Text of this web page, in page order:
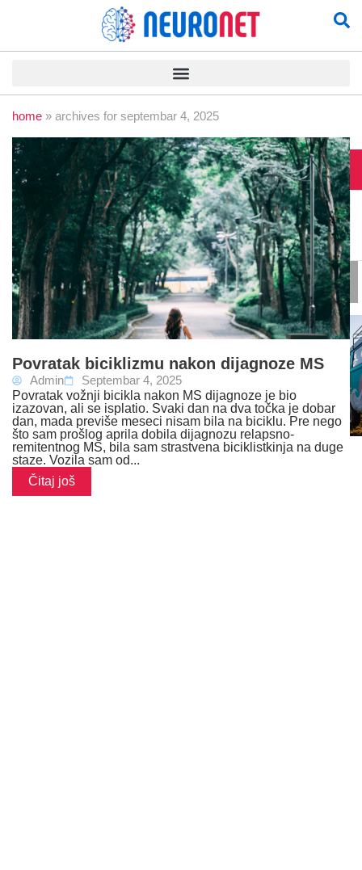
home » archives for septembar 4, 2025
Povratak biciklizmu nakon dijagnoze MS
Admin
Septembar 4, 2025
Povratak vožnji bicikla nakon MS dijagnoze je bio
izazovan, ali se isplatio. Svaki dan na dva točka je dobar
dan, mada previše meseci nisam bila na biciklu. Pre nego
što sam prošlog aprila dobila dijagnozu relapsno-
remitentnog MS, bila sam strastvena biciklistkinja na duge
staze. Vozila sam od...
Čitaj još